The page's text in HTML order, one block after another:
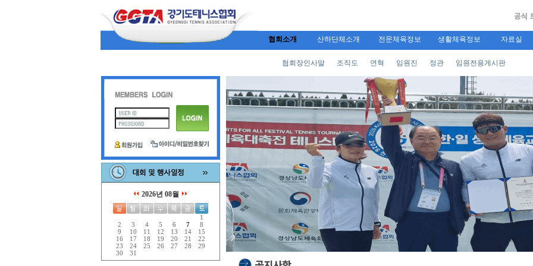
협회소개 산하단체소개 전문체육정보 생활체육정보 자료실
협회장인사말 조직도 연혁 임원진 정관 임원전용게시판
2026년 08월
1
2
3 4 5 6 7
8
9
10 11 12 13 14
15
16
17 18 19 20 21
22
23
24 25 26 27 28
29
30
31